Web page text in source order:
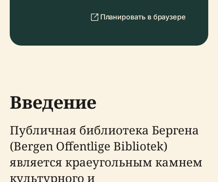
Планировать в браузере
Введение
Публичная библиотека Бергена
(Bergen Offentlige Bibliotek)
является краеугольным камнем
культурного и